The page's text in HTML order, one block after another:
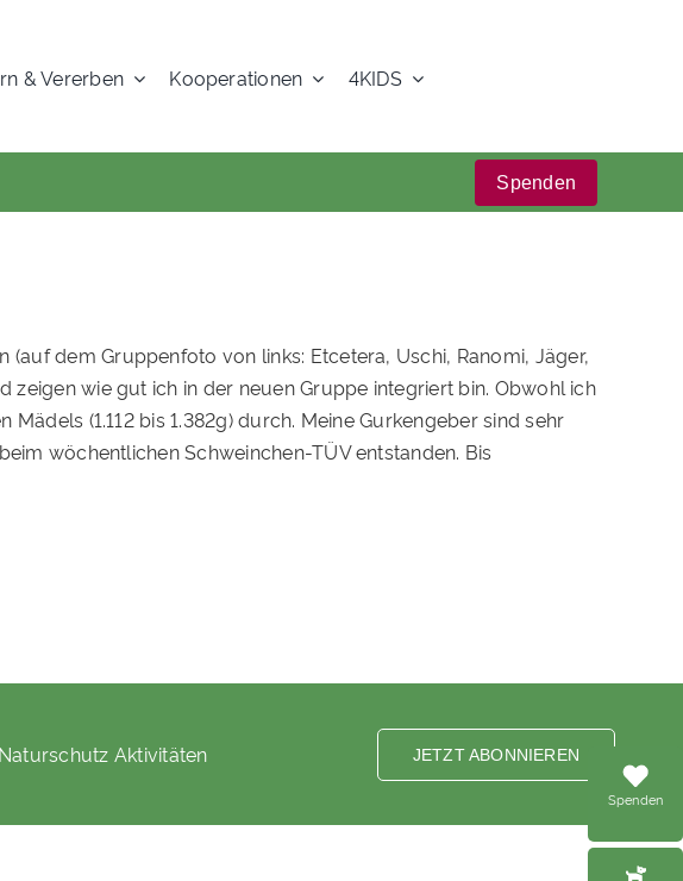
& Vererben Kooperationen 4KIDS
Spenden
Spenden
dem Gruppenfoto von links: Etcetera, Uschi, Ranomi, Jäger,
zeigen wie gut ich in der neuen Gruppe integriert bin. Obwohl ich
(1.112 bis 1.382g) durch. Meine Gurkengeber sind sehr
wöchentlichen Schweinchen-TÜV entstanden. Bis
Aktivitäten JETZT ABONNIEREN